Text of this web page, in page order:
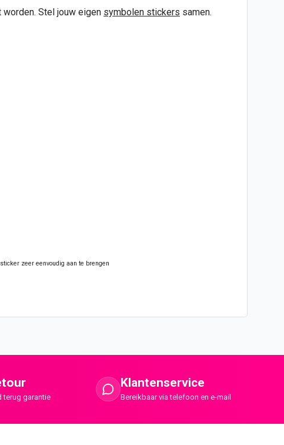
Stel jouw eigen symbolen stickers samen.
zeer eenvoudig aan te brengen
terug garantie
Klantenservice
Bereikbaar via telefoon en e-mail